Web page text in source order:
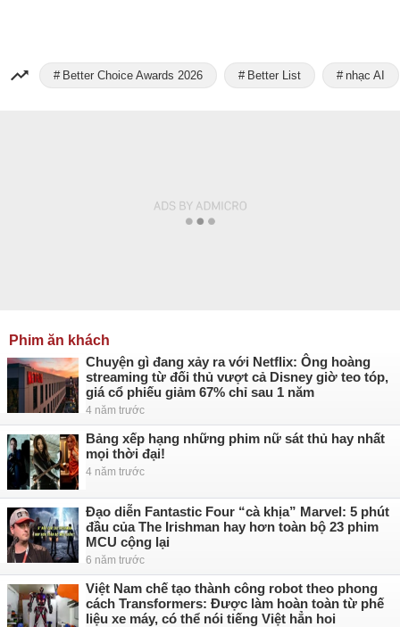
Better Choice Awards 2026 Better List nhạc AI
Phim ăn khách
Chuyện gì đang xảy ra với Netflix: Ông hoàng
streaming từ đối thủ vượt cả Disney giờ teo tóp,
giá cổ phiếu giảm 67% chỉ sau 1 năm
4 năm trước
Bảng xếp hạng những phim nữ sát thủ hay nhất
mọi thời đại!
4 năm trước
Đạo diễn Fantastic Four “cà khịa” Marvel: 5 phút
đầu của The Irishman hay hơn toàn bộ 23 phim
MCU cộng lại
6 năm trước
Việt Nam chế tạo thành công robot theo phong
cách Transformers: Được làm hoàn toàn từ phế
liệu xe máy, có thể nói tiếng Việt hẳn hoi